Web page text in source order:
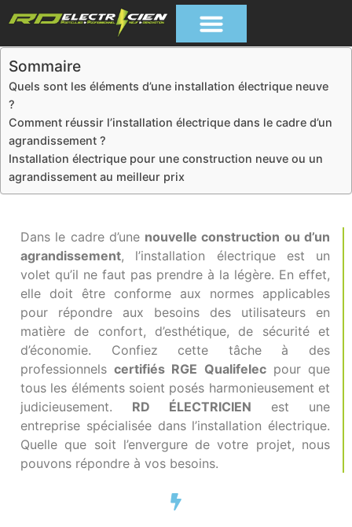
Sommaire
Quels sont les éléments d’une installation électrique neuve
?
Comment réussir l’installation électrique dans le cadre d’un
agrandissement ?
Installation électrique pour une construction neuve ou un
agrandissement au meilleur prix
Dans le cadre d’une nouvelle construction ou d’un
agrandissement, l’installation électrique est un
volet qu’il ne faut pas prendre à la légère. En effet,
elle doit être conforme aux normes applicables
pour répondre aux besoins des utilisateurs en
matière de confort, d’esthétique, de sécurité et
d’économie. Confiez cette tâche à des
professionnelscertifiés RGE Qualifelecpour que
tous les éléments soient posés harmonieusement et
judicieusement. RD ÉLECTRICIEN est une
entreprise spécialisée dans l’installation électrique.
Quelle que soit l’envergure de votre projet, nous
pouvons répondre à vos besoins.